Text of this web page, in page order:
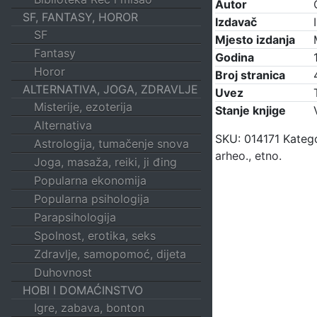
SF, FANTASY, HOROR
SF
Fantasy
Horor
ALTERNATIVA, JOGA, ZDRAVLJE
Misterije, ezoterija
Alternativa
Astrologija, tumačenje snova
Joga, masaža, reiki, ji đing
Popularna ekonomija
Popularna psihologija
Parapsihologija
Spolnost, erotika, seks
Zdravlje, samopomoć, dijeta
Duhovnost
HOBI I DOMAĆINSTVO
Igre, zabava, bonton
Autor
Izdavač
Mjesto izdanja
Godina
Broj stranica
Uvez
Stanje knjige
SKU: 014171
arheo., etno.